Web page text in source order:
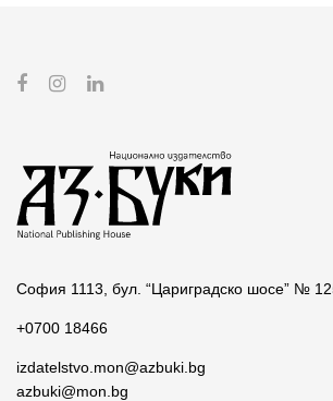
София 1113, бул. “Цариградско шосе” №
+0700 18466
izdatelstvo.mon@azbuki.bg
azbuki@mon.bg